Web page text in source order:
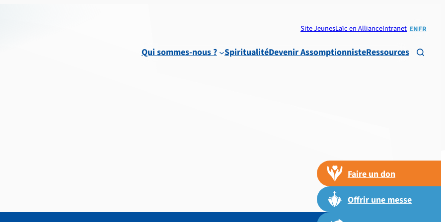
Site JeunesLaïc en AllianceIntranet ENFR
Qui sommes-nous ? SpiritualitéDevenir AssomptionnisteRessources 
Faire un don
Offrir une messe